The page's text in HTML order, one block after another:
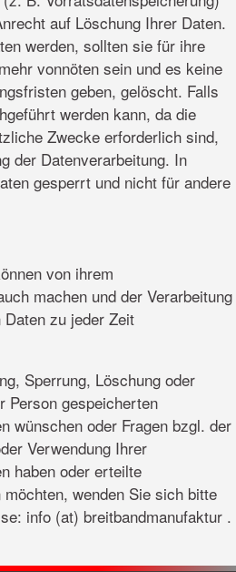
auf Löschung Ihrer Daten.
werden, sollten sie für ihre
vonnöten sein und es keine
geben, gelöscht. Falls
werden kann, da die
Zwecke erforderlich sind,
der Datenverarbeitung. In
gesperrt und nicht für andere
von ihrem
machen und der Verarbeitung
zu jeder Zeit
Sperrung, Löschung oder
Person gespeicherten
wünschen oder Fragen bzgl. der
Verwendung Ihrer
haben oder erteilte
wenden Sie sich bitte
info (at) breitbandmanufaktur .